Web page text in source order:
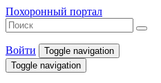
Похоронный портал
Войти
Toggle navigation
Toggle navigation